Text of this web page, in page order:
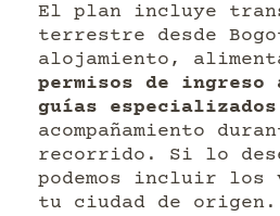
El plan incluye
terrestre desde
alojamiento,
permisos de ingreso
guías especializados
acompañamiento
recorrido. Si lo
podemos incluir los
tu ciudad de origen.